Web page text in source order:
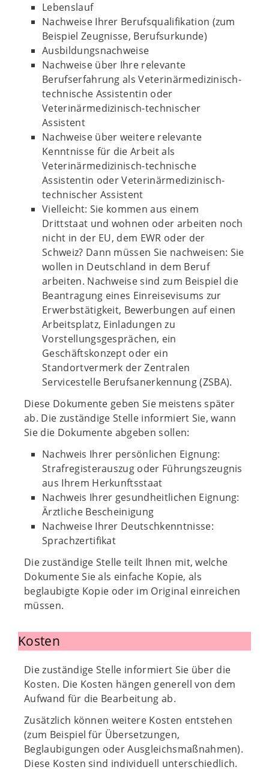
Lebenslauf
Nachweise Ihrer Berufsqualifikation (zum
Beispiel Zeugnisse, Berufsurkunde)
Ausbildungsnachweise
Nachweise über Ihre relevante
Berufserfahrung als Veterinärmedizinisch-
technische Assistentin oder
Veterinärmedizinisch-technischer
Assistent
Nachweise über weitere relevante
Kenntnisse für die Arbeit als
Veterinärmedizinisch-technische
Assistentin oder Veterinärmedizinisch-
technischer Assistent
Vielleicht: Sie kommen aus einem
Drittstaat und wohnen oder arbeiten noch
nicht in der EU, dem EWR oder der
Schweiz? Dann müssen Sie nachweisen: Sie
wollen in Deutschland in dem Beruf
arbeiten. Nachweise sind zum Beispiel die
Beantragung eines Einreisevisums zur
Erwerbstätigkeit, Bewerbungen auf einen
Arbeitsplatz, Einladungen zu
Vorstellungsgesprächen, ein
Geschäftskonzept oder ein
Standortvermerk der Zentralen
Servicestelle Berufsanerkennung (ZSBA).
Diese Dokumente geben Sie meistens später
ab. Die zuständige Stelle informiert Sie, wann
Sie die Dokumente abgeben sollen:
Nachweis Ihrer persönlichen Eignung:
Strafregisterauszug oder Führungszeugnis
aus Ihrem Herkunftsstaat
Nachweis Ihrer gesundheitlichen Eignung:
Ärztliche Bescheinigung
Nachweise Ihrer Deutschkenntnisse:
Sprachzertifikat
Die zuständige Stelle teilt Ihnen mit, welche
Dokumente Sie als einfache Kopie, als
beglaubigte Kopie oder im Original einreichen
müssen.
Kosten
Die zuständige Stelle informiert Sie über die
Kosten. Die Kosten hängen generell von dem
Aufwand für die Bearbeitung ab.
Zusätzlich können weitere Kosten entstehen
(zum Beispiel für Übersetzungen,
Beglaubigungen oder Ausgleichsmaßnahmen).
Diese Kosten sind individuell unterschiedlich.